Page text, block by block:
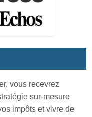
vous recevrez
sur-mesure
impôts et vivre de